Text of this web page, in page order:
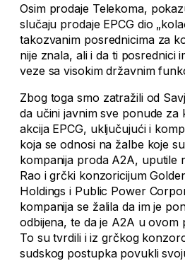
Osim prodaje Telekoma,
slučaju prodaje EPCG dio
takozvanim posrednicima za
nije znala, ali i da ti posrednici
veze sa visokim državnim
Zbog toga smo zatražili od
da učini javnim sve ponude
akcija EPCG, uključujući i
koja se odnosi na žalbe koje
kompanija proda A2A, uputile
Rao i grčki konzoricijum
Holdings i Public Power
kompanija se žalila da im je
odbijena, te da je A2A u ovom
To su tvrdili i iz grčkog
sudskog postupka povukli